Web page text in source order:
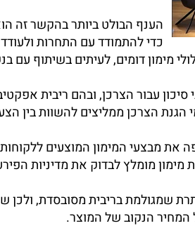
הענף הבולט ביותר בהקשר זה
כדי להתמודד עם התחרות
מימון דומים, לעיתים בשיתוף עם
סיכון עבור הצרכן, ובהם ריבית
הגנת הצרכן ממליצים להשוות בין
את מבצעי המימון המוצעים
מימון מומלץ לבדוק את מדיניות
שמגולמת בריבית מסובסדת, ולכן
המחיר הנקוב של המוצר.